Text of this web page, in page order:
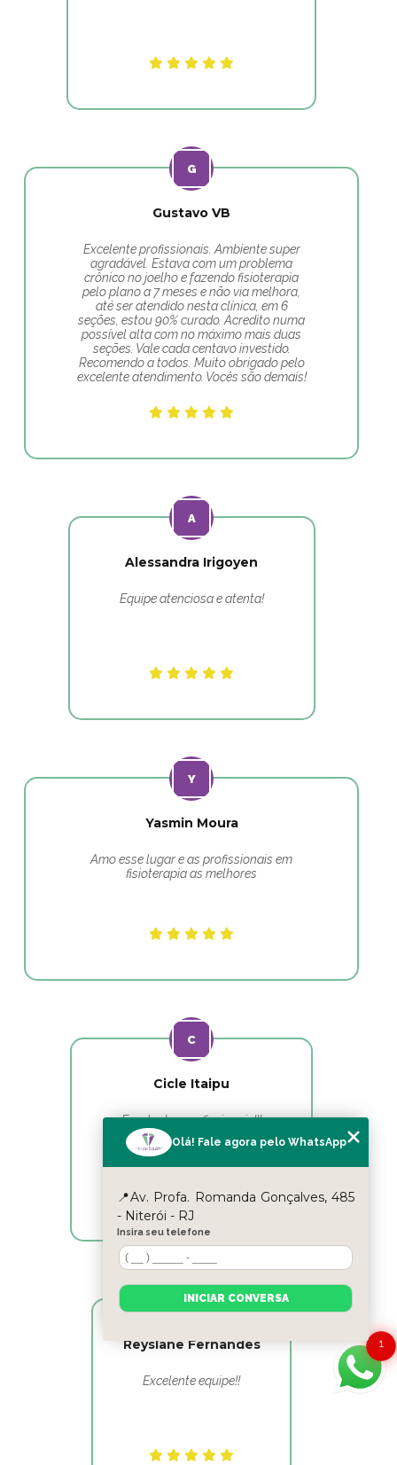
Gustavo VB
Excelente profissionais. Ambiente super
agradável. Estava com um problema
crônico no joelho e fazendo fisioterapia
pelo plano a 7 meses e não via melhora,
até ser atendido nesta clínica, em 6
seções, estou 90% curado. Acredito numa
possível alta com no máximo mais duas
seções. Vale cada centavo investido.
Recomendo a todos. Muito obrigado pelo
excelente atendimento. Vocês são demais!
Alessandra Irigoyen
Equipe atenciosa e atenta!
Yasmin Moura
Amo esse lugar e as profissionais em
fisioterapia as melhores
Cicle Itaipu
Excelentes profissionais!!!
Reyslane Fernandes
Excelente equipe!!
1
Olá! Fale agora pelo WhatsApp
📍Av. Profa. Romanda Gonçalves, 485
- Niterói - RJ
Insira seu telefone
INICIAR CONVERSA